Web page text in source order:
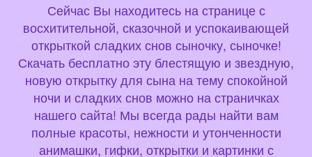
Сейчас Вы находитесь на странице с
восхитительной, сказочной и успокаивающей
открыткой сладких снов сыночку, сыночке!
Скачать бесплатно эту блестящую и звездную,
новую открытку для сына на тему спокойной
ночи и сладких снов можно на страничках
нашего сайта! Мы всегда рады найти вам
полные красоты, нежности и утонченности
анимашки, гифки, открытки и картинки с